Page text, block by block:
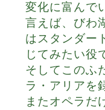
変化に富んで
言えば、びわ
はスタンダー
じてみたい役
そしてこのふ
ラ・アリアを
またオペラだ